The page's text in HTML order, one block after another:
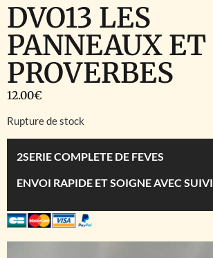
DVO13 LES
PANNEAUX ET
PROVERBES
12.00€
Rupture de stock
2SERIE COMPLETE DE FEVES
ENVOI RAPIDE ET SOIGNE AVEC SUIVI